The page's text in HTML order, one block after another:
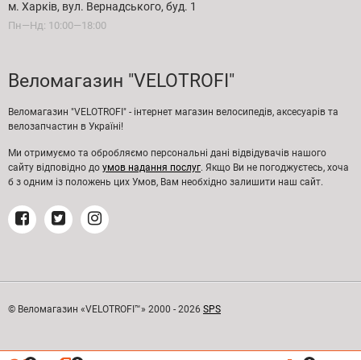
м. Харків, вул. Вернадського, буд. 1
Пн—Нд: 10:00—18:00
Веломагазин "VELOTROFI"
Веломагазин "VELOTROFI" - інтернет магазин велосипедів, аксесуарів та
велозапчастин в Україні!
Ми отримуємо та обробляємо персональні дані відвідувачів нашого
сайту відповідно до умов надання послуг. Якщо Ви не погоджуєтесь, хоча
б з одним із положень цих Умов, Вам необхідно залишити наш сайт.
© Веломагазин «VELOTROFI™» 2000 - 2026 SPS